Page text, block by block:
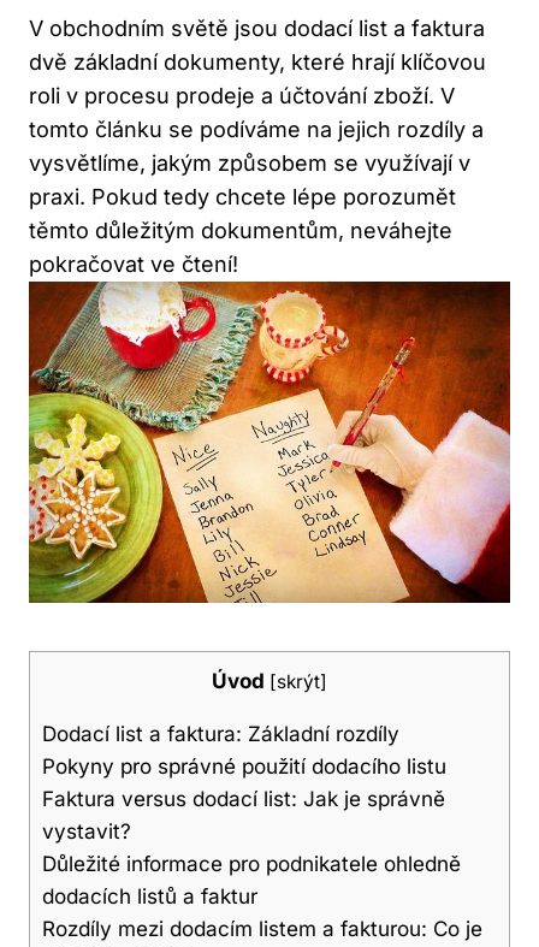
V obchodním světě jsou dodací list a faktura
dvě základní dokumenty, které hrají klíčovou
roli v procesu prodeje a účtování zboží. V
tomto článku se podíváme na jejich rozdíly a
vysvětlíme, jakým způsobem se využívají v
praxi. Pokud tedy chcete lépe porozumět
těmto důležitým dokumentům, neváhejte
pokračovat ve čtení!
Úvod [skrýt]
Dodací list a faktura: Základní rozdíly
Pokyny pro správné použití dodacího listu
Faktura versus dodací list: Jak je správně
vystavit?
Důležité informace pro podnikatele ohledně
dodacích listů a faktur
Rozdíly mezi dodacím listem a fakturou: Co je